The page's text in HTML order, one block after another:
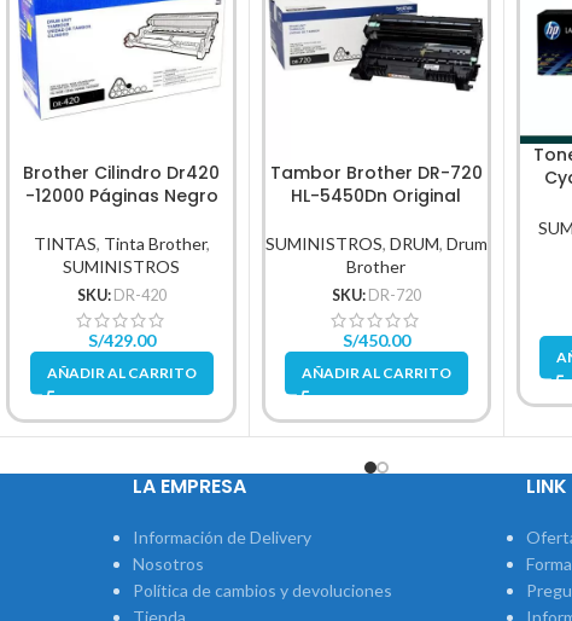
Brother Cilindro Dr420
-12000 Páginas Negro
TINTAS, Tinta Brother,
SUMINISTROS
SKU: DR-420
S/429.00
AÑADIR AL CARRITO
Tambor Brother DR-720
HL-5450Dn Original
SUMINISTROS, DRUM, Drum
Brother
SKU: DR-720
S/450.00
AÑADIR AL CARRITO
LA EMPRESA
Información de Delivery
Nosotros
Política de cambios y devoluciones
LINK